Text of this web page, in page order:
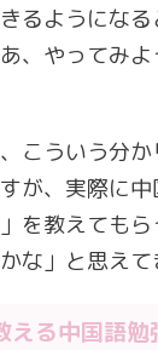
るようになる
、やってみ
こういう分
が、実際に
」を教えても
な」と思えて
える中国語勉